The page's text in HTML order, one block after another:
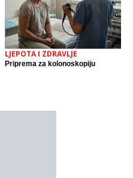
LJEPOTA I ZDRAVLJE
Priprema za kolonoskopiju